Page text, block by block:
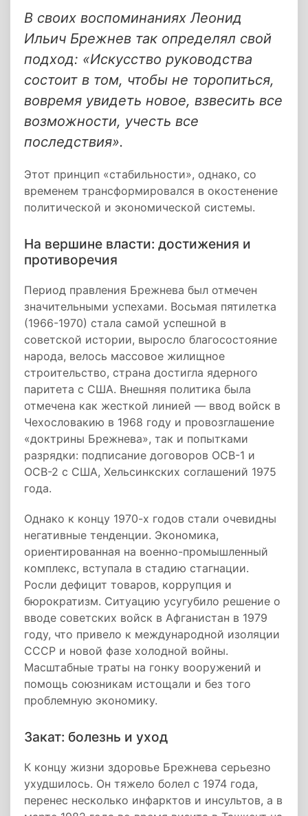
В своих воспоминаниях Леонид
Ильич Брежнев так определял свой
подход: «Искусство руководства
состоит в том, чтобы не торопиться,
вовремя увидеть новое, взвесить все
возможности, учесть все
последствия».
Этот принцип «стабильности», однако, со
временем трансформировался в окостенение
политической и экономической системы.
На вершине власти: достижения и
противоречия
Период правления Брежнева был отмечен
значительными успехами. Восьмая пятилетка
(1966-1970) стала самой успешной в
советской истории, выросло благосостояние
народа, велось массовое жилищное
строительство, страна достигла ядерного
паритета с США. Внешняя политика была
отмечена как жесткой линией — ввод войск в
Чехословакию в 1968 году и провозглашение
«доктрины Брежнева», так и попытками
разрядки: подписание договоров ОСВ-1 и
ОСВ-2 с США, Хельсинкских соглашений 1975
года.
Однако к концу 1970-х годов стали очевидны
негативные тенденции. Экономика,
ориентированная на военно-промышленный
комплекс, вступала в стадию стагнации.
Росли дефицит товаров, коррупция и
бюрократизм. Ситуацию усугубило решение о
вводе советских войск в Афганистан в 1979
году, что привело к международной изоляции
СССР и новой фазе холодной войны.
Масштабные траты на гонку вооружений и
помощь союзникам истощали и без того
проблемную экономику.
Закат: болезнь и уход
К концу жизни здоровье Брежнева серьезно
ухудшилось. Он тяжело болел с 1974 года,
перенес несколько инфарктов и инсультов, а в